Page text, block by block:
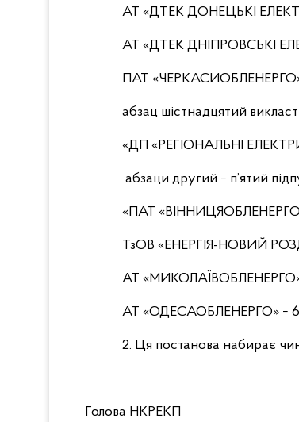
АТ «ДТЕК ДОНЕЦЬКІ
АТ «ДТЕК ДНІПРОВСЬКІ
ПАТ «ЧЕРКАСИОБЛЕНЕРГО»
абзац шістнадцятий
«ДП «РЕГІОНАЛЬНІ
абзаци другий − п’ятий
«ПАТ «ВІННИЦЯОБЛЕНЕРГО»
ТзОВ «ЕНЕРГІЯ-НОВИЙ
АТ «МИКОЛАЇВОБЛЕНЕРГО»
АТ «ОДЕСАОБЛЕНЕРГО» −
2. Ця постанова набирає
Голова НКРЕКП